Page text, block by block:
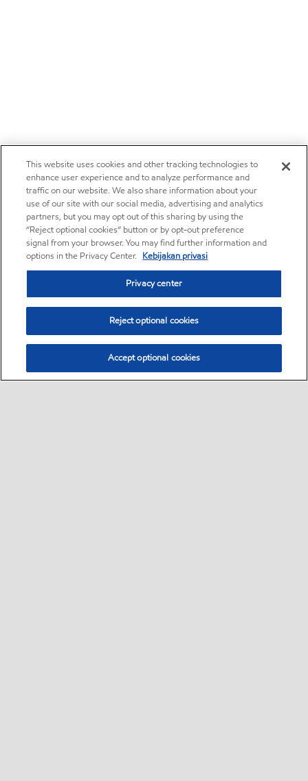
This website uses cookies and other tracking technologies to
enhance user experience and to analyze performance and
traffic on our website. We also share information about your
use of our site with our social media, advertising and analytics
partners, but you may opt out of this sharing by using the
“Reject optional cookies” button or by opt-out preference
signal from your browser. You may find further information and
options in the Privacy Center. Kebijakan privasi
Privacy center
Reject optional cookies
Accept optional cookies